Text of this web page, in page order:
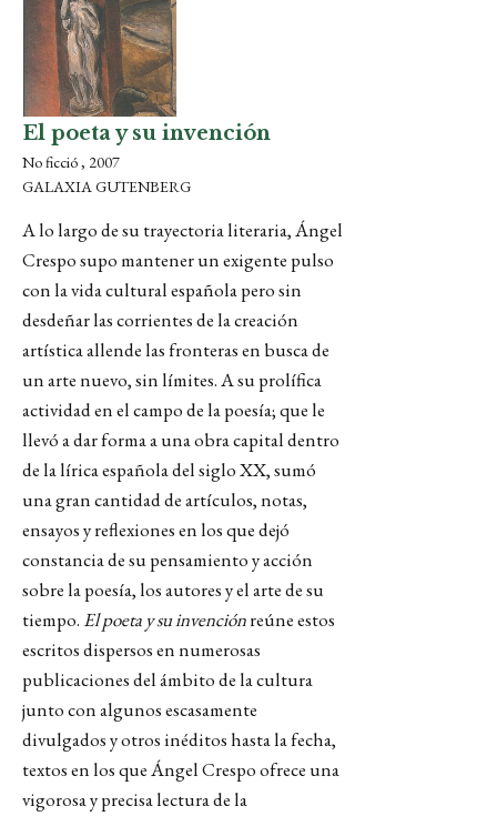
El poeta y su invención
No ficció , 2007
GALAXIA GUTENBERG
A lo largo de su trayectoria literaria, Ángel
Crespo supo mantener un exigente pulso
con la vida cultural española pero sin
desdeñar las corrientes de la creación
artística allende las fronteras en busca de
un arte nuevo, sin límites. A su prolífica
actividad en el campo de la poesía; que le
llevó a dar forma a una obra capital dentro
de la lírica española del siglo XX, sumó
una gran cantidad de artículos, notas,
ensayos y reflexiones en los que dejó
constancia de su pensamiento y acción
sobre la poesía, los autores y el arte de su
tiempo. El poeta y su invenciónreúne estos
escritos dispersos en numerosas
publicaciones del ámbito de la cultura
junto con algunos escasamente
divulgados y otros inéditos hasta la fecha,
textos en los que Ángel Crespo ofrece una
vigorosa y precisa lectura de la